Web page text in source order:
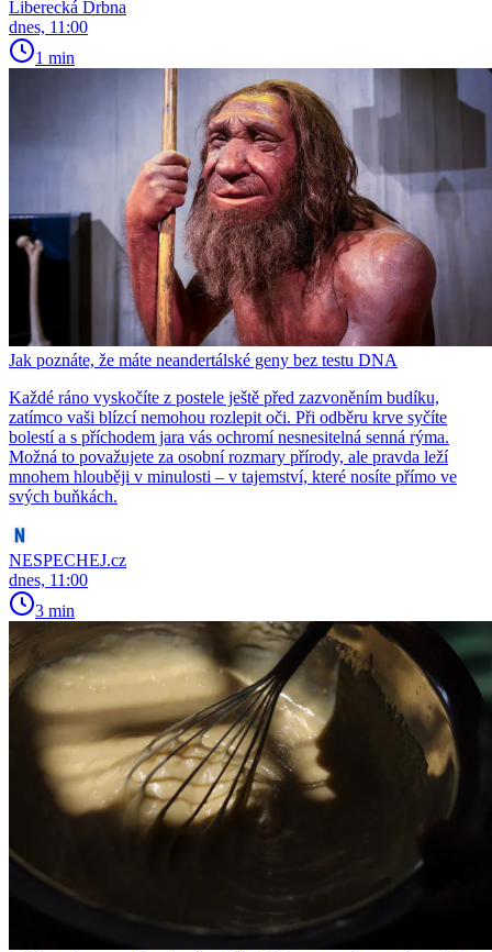
Liberecká Drbna
dnes, 11:00
1 min
Jak poznáte, že máte neandertálské geny bez testu DNA
Každé ráno vyskočíte z postele ještě před zazvoněním budíku,
zatímco vaši blízcí nemohou rozlepit oči. Při odběru krve syčíte
bolestí a s příchodem jara vás ochromí nesnesitelná senná rýma.
Možná to považujete za osobní rozmary přírody, ale pravda leží
mnohem hlouběji v minulosti – v tajemství, které nosíte přímo ve
svých buňkách.
NESPECHEJ.cz
dnes, 11:00
3 min